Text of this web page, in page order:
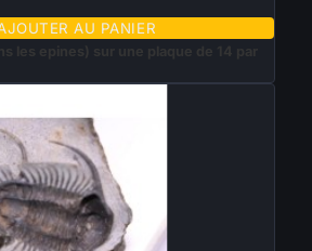
AU PANIER
les epines) sur une plaque de 14 par